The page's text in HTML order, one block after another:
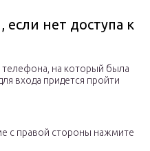
если нет доступа к
телефона, на который была
входа придется пройти
с правой стороны нажмите